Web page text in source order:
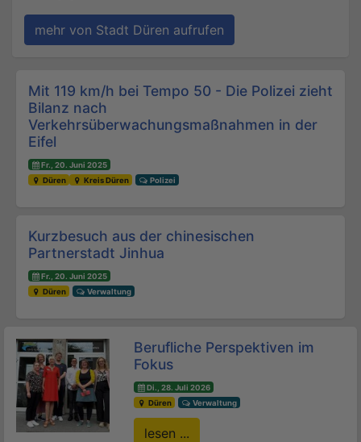
mehr von Stadt Düren aufrufen
Beitrags-Navigation
Mit 119 km/h bei Tempo 50 - Die Polizei zieht
Bilanz nach
Verkehrsüberwachungsmaßnahmen in der
Eifel
Fr., 20. Juni 2025
Düren
Kreis Düren Polizei
Kurzbesuch aus der chinesischen
Partnerstadt Jinhua
Fr., 20. Juni 2025
Düren
Verwaltung
Berufliche Perspektiven im
Fokus
Di., 28. Juli 2026
Düren
Verwaltung
lesen ...